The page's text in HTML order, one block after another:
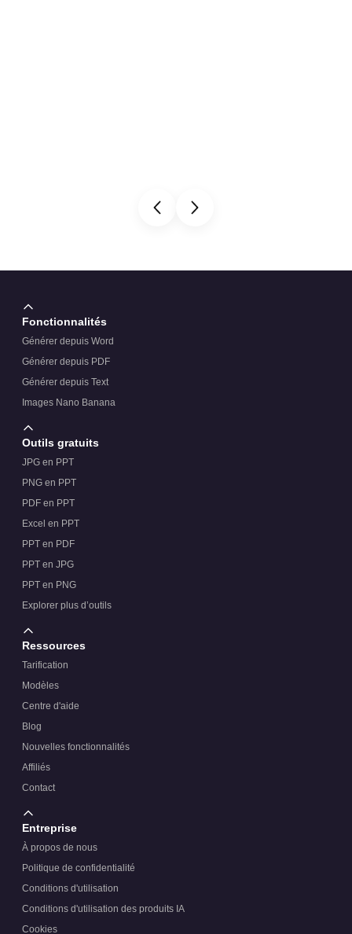
Fonctionnalités
Générer depuis Word
Générer depuis PDF
Générer depuis Text
Images Nano Banana
Outils gratuits
JPG en PPT
PNG en PPT
PDF en PPT
Excel en PPT
PPT en PDF
PPT en JPG
PPT en PNG
Explorer plus d’outils
Ressources
Tarification
Modèles
Centre d'aide
Blog
Nouvelles fonctionnalités
Affiliés
Contact
Entreprise
À propos de nous
Politique de confidentialité
Conditions d'utilisation
Conditions d'utilisation des produits IA
Cookies